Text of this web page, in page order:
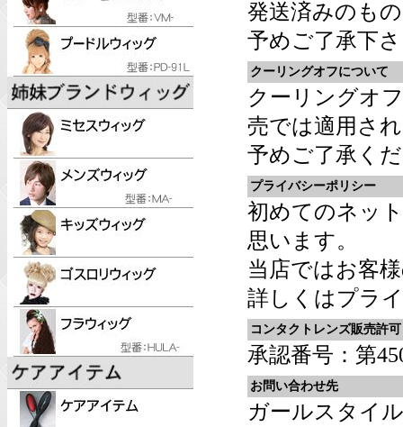
発送済みのも
予めご了承下
クーリングオフについて
クーリングオ
売では適用さ
予めご了承く
プライバシーポリシー
初めてのネッ
思います。
当店ではお客
詳しくはプラ
コンタクトレンズ販売許可
承認番号：第
お問い合わせ先
ガールスタイ